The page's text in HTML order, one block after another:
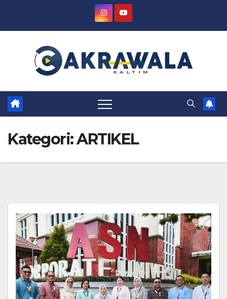
Kategori:ARTIKEL